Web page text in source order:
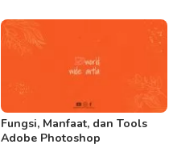
Fungsi, Manfaat, dan Tools
Adobe Photoshop